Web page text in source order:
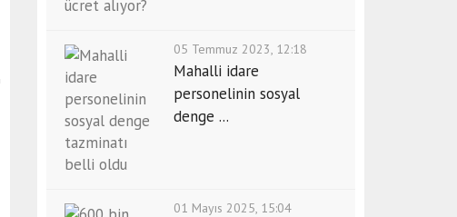
05 Temmuz 2023, 12:18
Mahalli idare
personelinin sosyal
denge ...
01 Mayıs 2025, 15:04